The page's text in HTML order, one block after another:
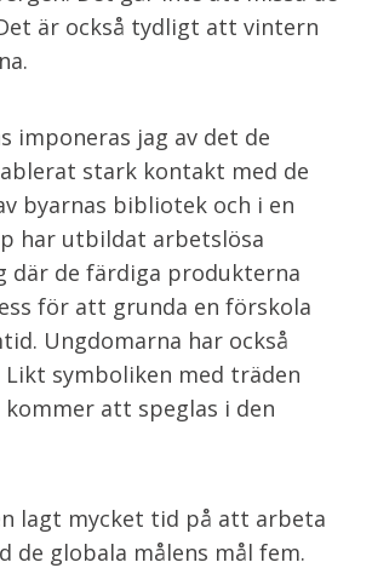
är också tydligt att vintern
imponeras jag av det de
stark kontakt med de
byarnas bibliotek och i en
har utbildat arbetslösa
där de färdiga produkterna
för att grunda en förskola
Ungdomarna har också
symboliken med träden
att speglas i den
lagt mycket tid på att arbeta
globala målens mål fem.